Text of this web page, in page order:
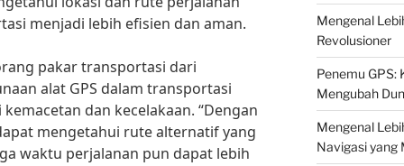
menjadi lebih efisien dan aman.
pakar transportasi dari
alat GPS dalam transportasi
dan kecelakaan. “Dengan
mengetahui rute alternatif yang
waktu perjalanan pun dapat lebih
Mengenal
Revolusioner
Penemu GPS:
Mengubah
Mengenal
Navigasi yang